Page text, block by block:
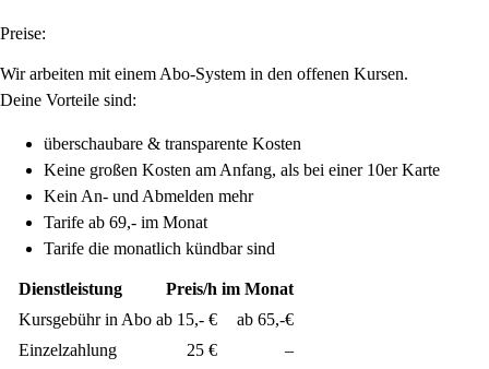
Preise:
Wir arbeiten mit einem Abo-System in den offenen Kursen.
Deine Vorteile sind:
überschaubare & transparente Kosten
Keine großen Kosten am Anfang, als bei einer 10er Karte
Kein An- und Abmelden mehr
Tarife ab 69,- im Monat
Tarife die monatlich kündbar sind
Dienstleistung Preis/h im Monat
Kursgebühr in Abo ab 15,- €
ab 65,-€
Einzelzahlung
25 €
–